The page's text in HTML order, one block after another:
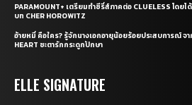
PARAMOUNT+ เตรียมทำซีรี่ส์ภาคต่อ CLUELESS โดยไ
บท CHER HOROWITZ
อ้ายหมี่ คือใคร? รู้จักนางเอกอายุน้อยร้อยประสบการณ์ จา
HEART ชะตารักกระดูกปักษา
ELLE SIGNATURE